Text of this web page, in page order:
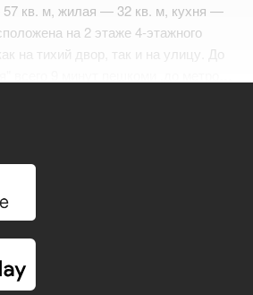
кв. м, жилая — 32 кв. м, кухня —
на 2 этаже 4-этажного
на тихий двор, так и на улицу. До